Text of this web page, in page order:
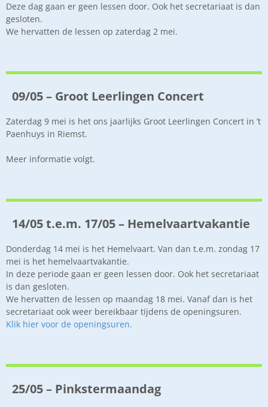
Deze dag gaan er geen lessen door. Ook het secretariaat is dan
gesloten.
We hervatten de lessen op zaterdag 2 mei.
09/05 – Groot Leerlingen Concert
Zaterdag 9 mei is het ons jaarlijks Groot Leerlingen Concert in ’t
Paenhuys in Riemst.
Meer informatie volgt.
14/05 t.e.m. 17/05 – Hemelvaartvakantie
Donderdag 14 mei is het Hemelvaart. Van dan t.e.m. zondag 17
mei is het hemelvaartvakantie.
In deze periode gaan er geen lessen door. Ook het secretariaat
is dan gesloten.
We hervatten de lessen op maandag 18 mei. Vanaf dan is het
secretariaat ook weer bereikbaar tijdens de openingsuren.
Klik hier voor de openingsuren.
25/05 – Pinkstermaandag